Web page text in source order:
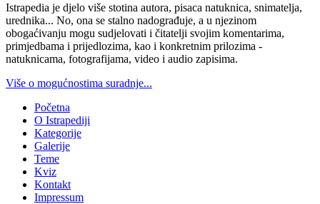
Istrapedia je djelo više stotina autora, pisaca natuknica, snimatelja,
urednika... No, ona se stalno nadograđuje, a u njezinom
obogaćivanju mogu sudjelovati i čitatelji svojim komentarima,
primjedbama i prijedlozima, kao i konkretnim prilozima -
natuknicama, fotografijama, video i audio zapisima.
Više o mogućnostima suradnje...
Početna
O Istrapediji
Kategorije
Galerije
Teme
Kviz
Kontakt
Impressum